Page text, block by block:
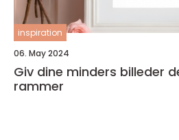
inspiration
06. May 2024
Giv dine minders billeder
rammer